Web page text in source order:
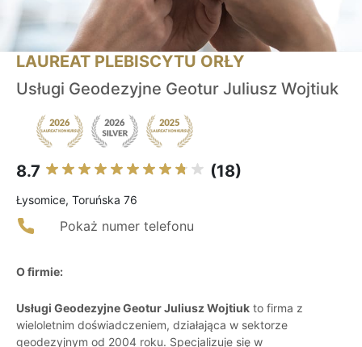
LAUREAT PLEBISCYTU ORŁY
Usługi Geodezyjne Geotur Juliusz Wojtiuk
8.7 (18)
Łysomice, Toruńska 76
Pokaż numer telefonu
O firmie:
Usługi Geodezyjne Geotur Juliusz Wojtiuk to firma z
wieloletnim doświadczeniem, działająca w sektorze
geodezyjnym od 2004 roku. Specjalizuje się w